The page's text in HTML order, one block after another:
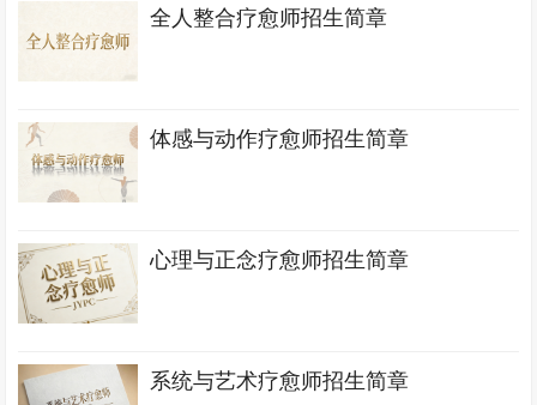
全人整合疗愈师招生简章
体感与动作疗愈师招生简章
心理与正念疗愈师招生简章
系统与艺术疗愈师招生简章